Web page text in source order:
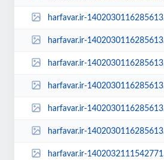
harfavar.ir-1402030116285613727638244-1402030116285613727638244-250x150.jpg
harfavar.ir-1402030116285613727638244-1402030116285613727638244-300x209.jpg
harfavar.ir-1402030116285613727638244-1402030116285613727638244-450x300.jpg
harfavar.ir-1402030116285613727638244-1402030116285613727638244-600x400.jpg
harfavar.ir-1402030116285613727638244-1402030116285613727638244-768x535.jpg
harfavar.ir-1402030116285613727638244-1402030116285613727638244.jpg
harfavar.ir-1402032111542771027748953-1402032111542771027748953-100x70.jpg